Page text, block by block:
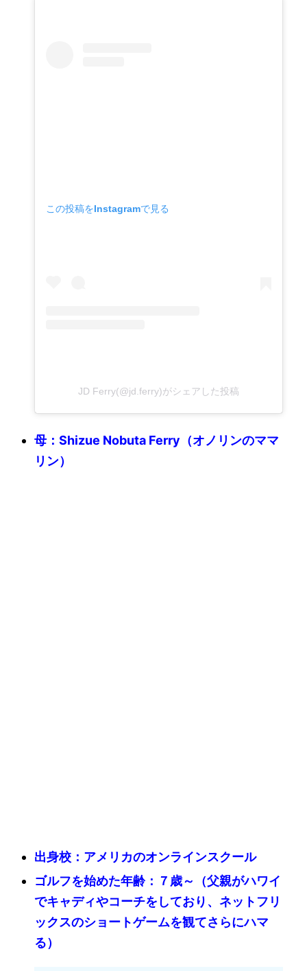
この投稿をInstagramで見る
JD Ferry(@jd.ferry)がシェアした投稿
母：Shizue Nobuta Ferry（オノリンのママ
リン）
出身校：アメリカのオンラインスクール
ゴルフを始めた年齢：７歳～（父親がハワイ
でキャディやコーチをしており、ネットフリ
ックスのショートゲームを観てさらにハマ
る）